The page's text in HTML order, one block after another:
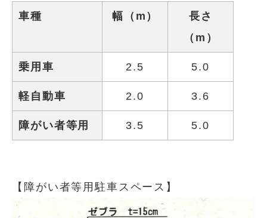
車種 幅（m）
長さ
（m）
乗用車 2.5 5.0
軽自動車 2.0 3.6
障がい者等用 3.5 5.0
【障がい者等用駐車スペース】